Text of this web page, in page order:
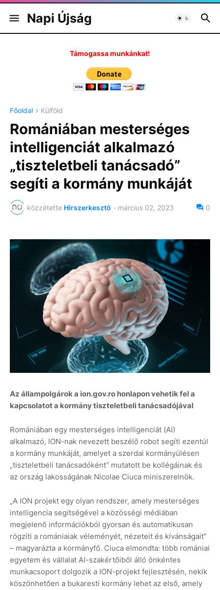
Napi Újság
Támogassa munkánkat!
Főoldal Külföld
Romániában mesterséges
intelligenciát alkalmazó
„tiszteletbeli tanácsadó”
segíti a kormány munkáját
közzétette Hírszerkesztő - március 02, 2023 0
Az állampolgárok a ion.gov.ro honlapon vehetik fel a
kapcsolatot a kormány tiszteletbeli tanácsadójával
Romániában egy mesterséges intelligenciát (AI)
alkalmazó, ION-nak nevezett beszélő robot segíti ezentúl
a kormány munkáját, amelyet a szerdai kormányülésen
„tiszteletbeli tanácsadóként” mutatott be kollégáinak és
az ország lakosságának Nicolae Ciuca miniszerelnök.
„A ION projekt egy olyan rendszer, amely mesterséges
intelligencia segítségével a közösségi médiában
megjelenő információkból gyorsan és automatikusan
rögzíti a romániaiak véleményét, nézeteit és kívánságait”
– magyarázta a kormányfő. Ciuca elmondta: több romániai
egyetem és vállalat AI-szakértőiből álló önkéntes
munkacsoport dolgozik a ION-projekt fejlesztésén, nekik
köszönhetően a bukaresti kormány lehet az első, amely